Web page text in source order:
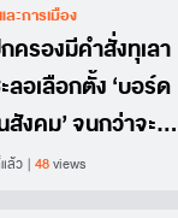
ะการเมือง
ครองมีคำสั่งทุเลา
ลอเลือกตั้ง ‘บอร์ด
สังคม’ จนกว่าจะมี
กษาหรือคำสั่งอื่น
ล้ว 48views